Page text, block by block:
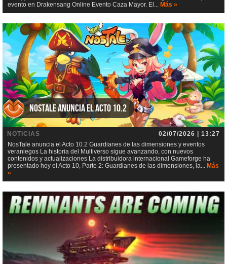
evento en Drakensang Online Evento Caza Mayor. El... Más »
NosTale anuncia el Acto 10.2
NOTICIAS
02/07/2026 | 13:27
NosTale anuncia el Acto 10.2 Guardianes de las dimensiones y eventos
veraniegos La historia del Multiverso sigue avanzando, con nuevos
contenidos y actualizaciones La distribuidora internacional Gameforge ha
presentado hoy el Acto 10, Parte 2: Guardianes de las dimensiones, la... Más
»